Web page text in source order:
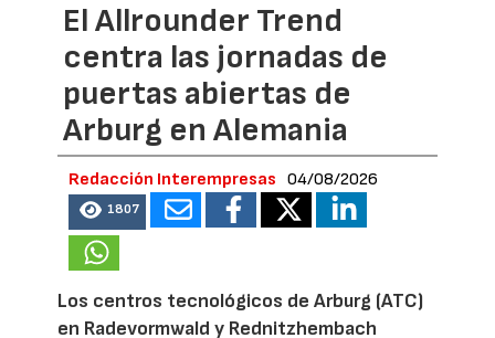
El Allrounder Trend
centra las jornadas de
puertas abiertas de
Arburg en Alemania
Redacción Interempresas 04/08/2026
1807
Los centros tecnológicos de Arburg (ATC)
en Radevormwald y Rednitzhembach